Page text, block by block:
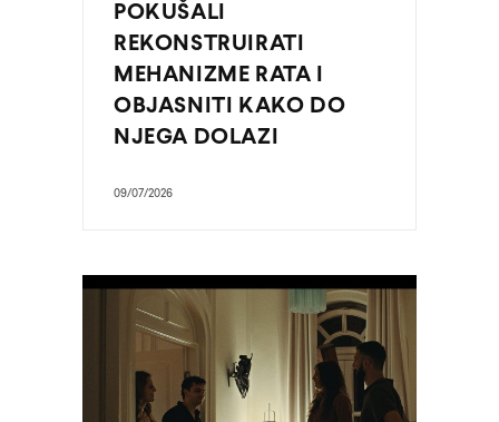
POKUŠALI
REKONSTRUIRATI
MEHANIZME RATA I
OBJASNITI KAKO DO
NJEGA DOLAZI
09/07/2026